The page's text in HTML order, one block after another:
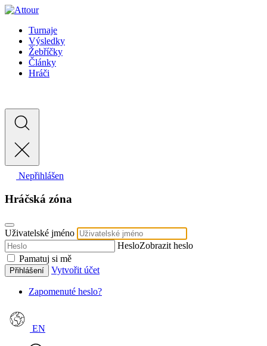
Turnaje
Výsledky
Žebříčky
Články
Hráči
Nepřihlášen
Hráčská zóna
Uživatelské jméno
HesloZobrazit heslo
Pamatuj si mě
Přihlášení Vytvořit účet
Zapomenuté heslo?
EN